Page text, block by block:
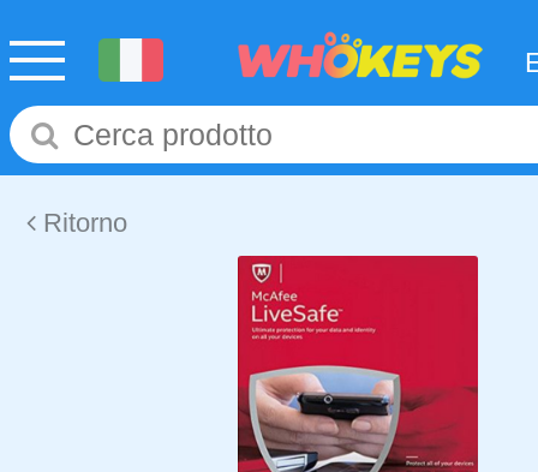
Ritorno